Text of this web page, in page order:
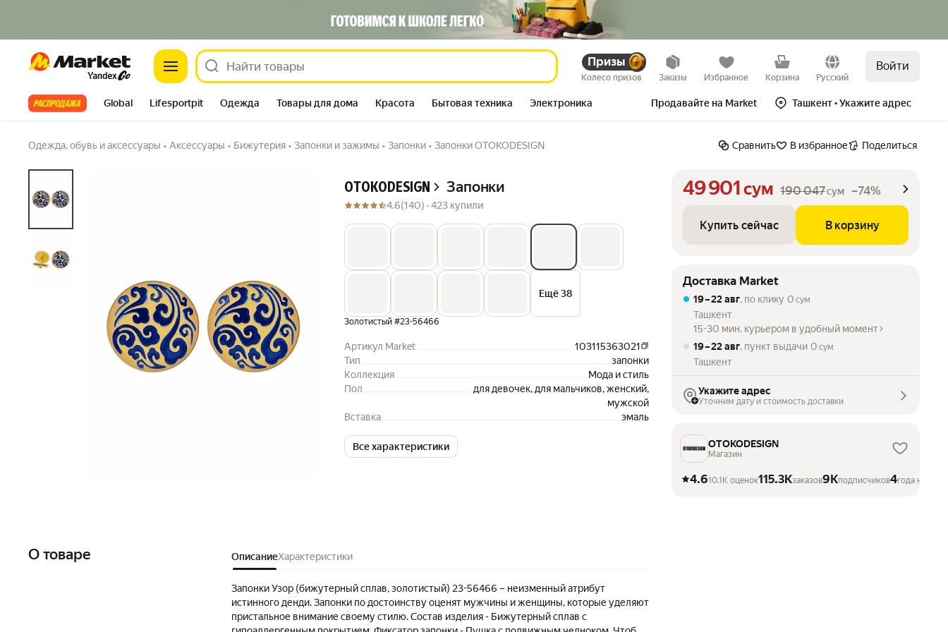
Market Призы
Колесо призов Заказы Избранное Корзина Русский
Войти
Все хиты Global Lifesportpit Одежда Товары для дома Красота Бытовая техника Электроника Продавайте на Market Ташкент• Укажите адрес
Одежда, обувь и аксессуары • Аксессуары • Бижутерия • Запонки и зажимы • Запонки • Запонки OTOKODESIGN Сравнить В избранное Поделиться
OTOKODESIGN Запонки
4.6(140) ·423 купили
Ещё 38
Золотистый #23-56466
Артикул Market
103115363021
Тип
запонки
Коллекция
Мода и стиль
Пол
для девочек, для мальчиков, женский,
мужской
Вставка
эмаль
Все характеристики
49 901сум 190 047сум –74%
Купить сейчас В корзину
Запонки
4.6(140) · 423 купили 190 047сум –74% Купить сейчас В корзину
Доставка Market
19 – 22 авг, по клику 0 сум
Ташкент
15-30 мин. курьером в удобный момент
19 – 22 авг, пункт выдачи 0 сум
Ташкент
Укажите адрес
Уточним дату и стоимость доставки
OTOKODESIGN
Магазин
4.610.1K оценок115.3Kзаказов9Kподписчиков4года на
О товаре ОписаниеХарактеристики
Запонки Узор (бижутерный сплав, золотистый) 23-56466 – неизменный атрибут
истинного денди. Запонки по достоинству оценят мужчины и женщины, которые уделяют
пристальное внимание своему стилю. Состав изделия - Бижутерный сплав с